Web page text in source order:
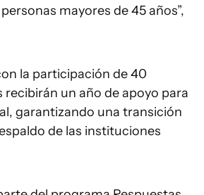
mayores de 45 años”,
la participación de 40
recibirán un año de apoyo para
garantizando una transición
de las instituciones